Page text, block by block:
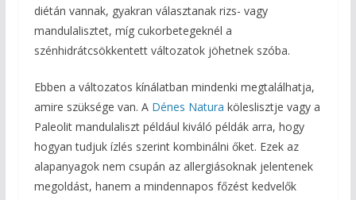
diétán vannak, gyakran választanak rizs- vagy
mandulalisztet, míg cukorbetegeknél a
szénhidrátcsökkentett változatok jöhetnek szóba.
Ebben a változatos kínálatban mindenki megtalálhatja,
amire szüksége van. A Dénes Natura köleslisztje vagy a
Paleolit mandulaliszt például kiváló példák arra, hogy
hogyan tudjuk ízlés szerint kombinálni őket. Ezek az
alapanyagok nem csupán az allergiásoknak jelentenek
megoldást, hanem a mindennapos főzést kedvelők